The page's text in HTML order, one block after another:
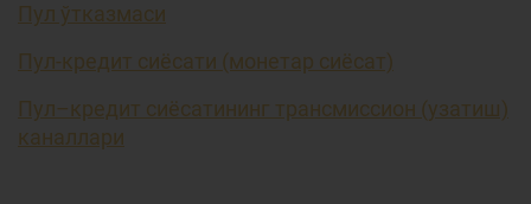
Пул ўтказмаси
Пул-кредит сиёсати (монетар сиёсат)
Пул–кредит сиёсатининг трансмиссион (узатиш)
каналлари